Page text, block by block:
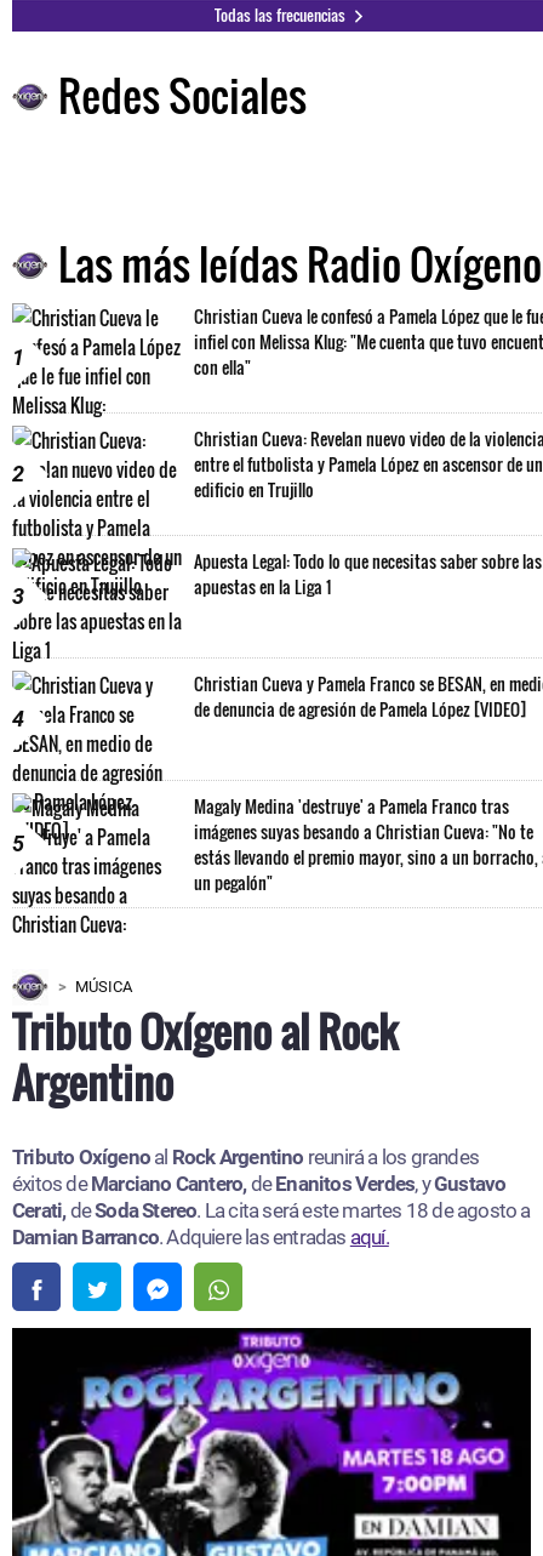
Todas las frecuencias
Redes Sociales
Las más leídas Radio Oxígeno
1
Christian Cueva le confesó a Pamela López que le
infiel con Melissa Klug: "Me cuenta que tuvo
con ella"
2
Christian Cueva: Revelan nuevo video de la
entre el futbolista y Pamela López en ascensor de un
edificio en Trujillo
3
Apuesta Legal: Todo lo que necesitas saber sobre las
apuestas en la Liga 1
4
Christian Cueva y Pamela Franco se BESAN, en
de denuncia de agresión de Pamela López [VIDEO]
5
Magaly Medina 'destruye' a Pamela Franco tras
imágenes suyas besando a Christian Cueva: "No te
estás llevando el premio mayor, sino a un borracho,
un pegalón"
MÚSICA
Tributo Oxígeno al Rock
Argentino
Tributo Oxígeno al Rock Argentino reunirá a los grandes
éxitos deMarciano Cantero,deEnanitos Verdes, yGustavo
Cerati,deSoda Stereo. La cita será este martes 18 de agosto a
Damian Barranco. Adquiere las entradas aquí.